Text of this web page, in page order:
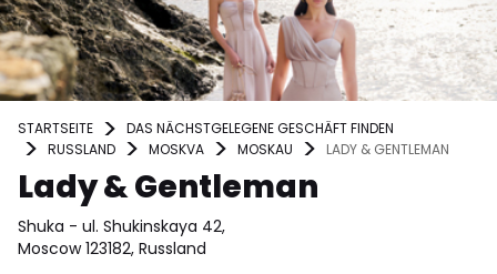
STARTSEITE
DAS NÄCHSTGELEGENE GESCHÄFT FINDEN
RUSSLAND
MOSKVA MOSKAU LADY & GENTLEMAN
Lady & Gentleman
Shuka - ul. Shukinskaya 42,
Moscow 123182, Russland